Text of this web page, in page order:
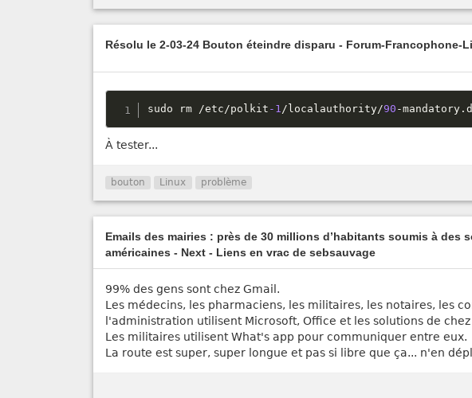
Résolu le 2-03-24 Bouton éteindre disparu - Forum-Francophone-
sudo rm /etc/polkit -1/ localauthority/90 -mandatory .d
À tester...
bouton Linux problème
Emails des mairies : près de 30 millions d’habitants soumis à des
américaines - Next - Liens en vrac de sebsauvage
99% des gens sont chez Gmail.
Les médecins, les pharmaciens, les militaires, les notaires, les
l'administration utilisent Microsoft, Office et les solutions de
Les militaires utilisent What's app pour communiquer entre eux.
La route est super, super longue et pas si libre que ça... n'en